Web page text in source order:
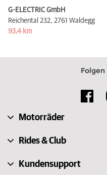
G-ELECTRIC GmbH
Reichental 232, 2761 Waldegg
93,4 km
Folgen
Motorräder
Rides & Club
Kundensupport